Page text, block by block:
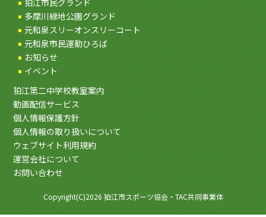
多摩川緑地公園グランド
元和泉スリーオンスリーコート
元和泉市民運動ひろば
お知らせ
イベント
狛江第二中学校教室案内
動画配信サービス
個人情報保護方針
個人情報の取り扱いについて
ウェブサイト利用規約
運営会社について
お問い合わせ
Copyright(C)2026 狛江市スポーツ協会・TAC共同事業体